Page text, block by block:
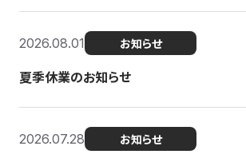
2026.08.01 お知らせ
夏季休業のお知らせ
2026.07.28 お知らせ